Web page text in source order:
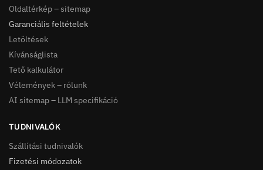
Oldaltérkép – sitemap
Garanciális feltételek
Letöltések
Kívánságlista
Tető kalkulátor
Vélemények – rólunk
AI sitemap – LLM specifikáció
TUDNIVALÓK
Szállítási tudnivalók
Fizetési módozatok